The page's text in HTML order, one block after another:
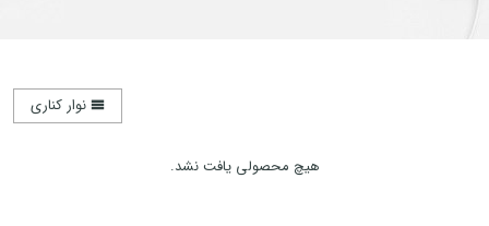
نوار کناری
هیچ محصولی یافت نشد.